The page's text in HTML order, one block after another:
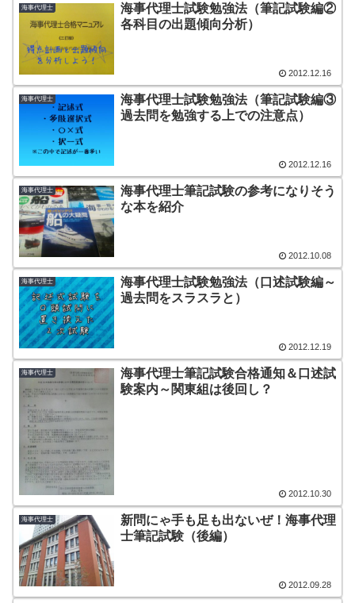
海事代理士
海事代理士試験勉強法（筆記試験編②
各科目の出題傾向分析）
2012.12.16
海事代理士
海事代理士試験勉強法（筆記試験編③
過去問を勉強する上での注意点）
2012.12.16
海事代理士
海事代理士筆記試験の参考になりそう
な本を紹介
2012.10.08
海事代理士
海事代理士試験勉強法（口述試験編～
過去問をスラスラと）
2012.12.19
海事代理士
海事代理士筆記試験合格通知＆口述試
験案内～関東組は後回し？
2012.10.30
海事代理士
新問にゃ手も足も出ないぜ！海事代理
士筆記試験（後編）
2012.09.28